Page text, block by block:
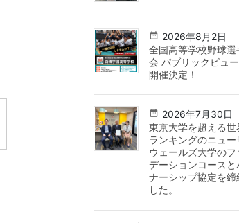
2026年8月2日
全国高等学校野球選
会 パブリックビュ
開催決定！
2026年7月30日
東京大学を超える世
ランキングのニュー
ウェールズ大学のフ
デーションコースと
ナーシップ協定を締
した。